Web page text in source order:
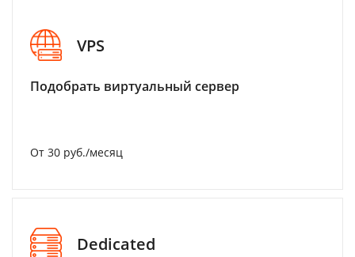
VPS
Подобрать виртуальный сервер
От 30 руб./месяц
Dedicated